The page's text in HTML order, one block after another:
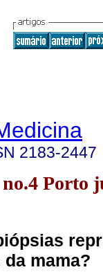
2183-2447
Porto
mama?